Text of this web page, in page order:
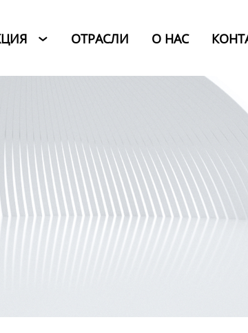
 ОТРАСЛИ O HAC